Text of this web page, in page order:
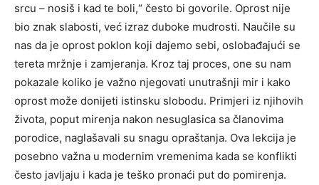
srcu – nosiš i kad te boli,“ često bi govorile. Oprost nije
bio znak slabosti, već izraz duboke mudrosti. Naučile su
nas da je oprost poklon koji dajemo sebi, oslobađajući se
tereta mržnje i zamjeranja. Kroz taj proces, one su nam
pokazale koliko je važno njegovati unutrašnji mir i kako
oprost može donijeti istinsku slobodu. Primjeri iz njihovih
života, poput mirenja nakon nesuglasica sa članovima
porodice, naglašavali su snagu opraštanja. Ova lekcija je
posebno važna u modernim vremenima kada se konflikti
često javljaju i kada je teško pronaći put do pomirenja.